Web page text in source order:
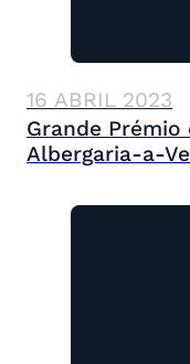
16 ABRIL 2023
Grande
Albergaria-a-